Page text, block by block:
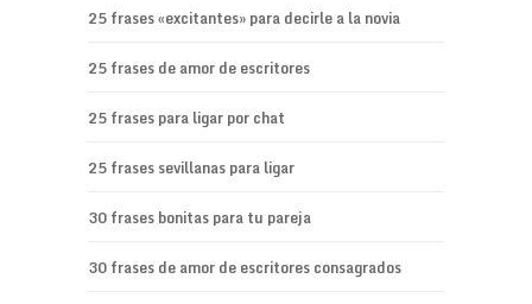
25 frases «excitantes» para decirle a la novia
25 frases de amor de escritores
25 frases para ligar por chat
25 frases sevillanas para ligar
30 frases bonitas para tu pareja
30 frases de amor de escritores consagrados